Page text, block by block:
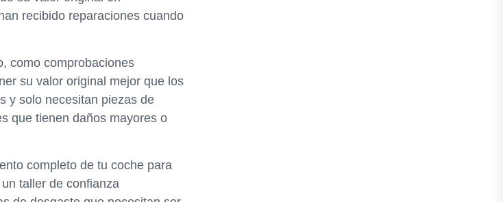
recibido reparaciones cuando
como comprobaciones
su valor original mejor que los
y solo necesitan piezas de
que tienen daños mayores o
completo de tu coche para
taller de confianza